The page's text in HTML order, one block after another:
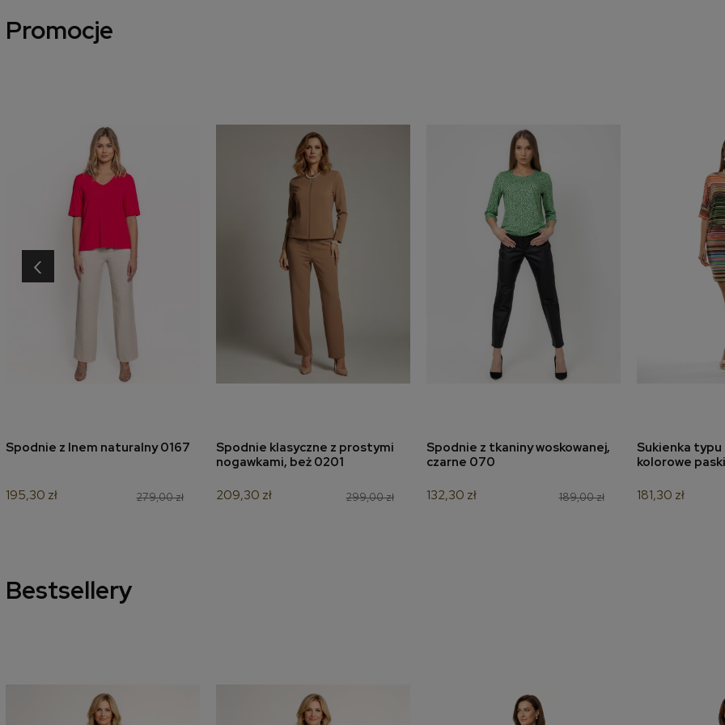
Promocje
dodaj do koszyka
Spodnie z lnem naturalny 0167
279,00 zł
195,30 zł
dodaj do koszyka
Spodnie klasyczne z prostymi
nogawkami, beż 0201
299,00 zł
209,30 zł
dodaj do koszyka
Spodnie z tkaniny woskowanej,
czarne 070
189,00 zł
132,30 zł
dodaj
Sukienka
kolorowe
181,30 zł
‹
Bestsellery